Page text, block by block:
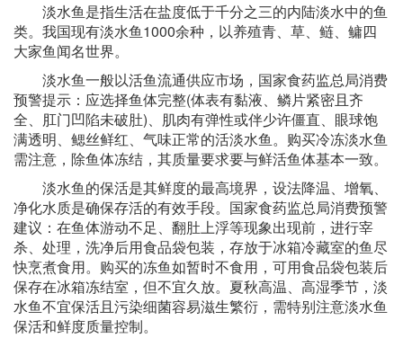
淡水鱼是指生活在盐度低于千分之三的内陆淡水中的鱼
类。我国现有淡水鱼1000余种，以养殖青、草、鲢、鳙四
大家鱼闻名世界。
淡水鱼一般以活鱼流通供应市场，国家食药监总局消费
预警提示：应选择鱼体完整(体表有黏液、鳞片紧密且齐
全、肛门凹陷未破肚)、肌肉有弹性或伴少许僵直、眼球饱
满透明、鳃丝鲜红、气味正常的活淡水鱼。购买冷冻淡水鱼
需注意，除鱼体冻结，其质量要求要与鲜活鱼体基本一致。
淡水鱼的保活是其鲜度的最高境界，设法降温、增氧、
净化水质是确保存活的有效手段。国家食药监总局消费预警
建议：在鱼体游动不足、翻肚上浮等现象出现前，进行宰
杀、处理，洗净后用食品袋包装，存放于冰箱冷藏室的鱼尽
快烹煮食用。购买的冻鱼如暂时不食用，可用食品袋包装后
保存在冰箱冻结室，但不宜久放。夏秋高温、高湿季节，淡
水鱼不宜保活且污染细菌容易滋生繁衍，需特别注意淡水鱼
保活和鲜度质量控制。